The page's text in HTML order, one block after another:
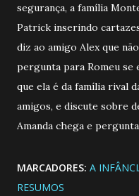
segurança, a família
Patrick inserindo
diz ao amigo Alex que
pergunta para Romeu se
que ela é da família rival
amigos, e discute sobre
Amanda chega e
MARCADORES: A
RESUMOS